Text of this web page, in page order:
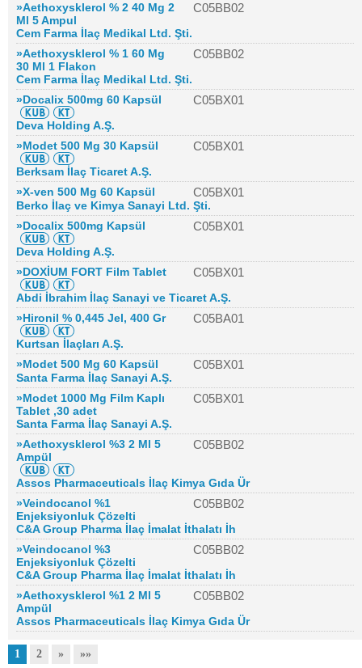
»Aethoxysklerol % 2 40 Mg 2
Ml 5 Ampul
C05BB02
Cem Farma İlaç Medikal Ltd. Şti.
»Aethoxysklerol % 1 60 Mg
30 Ml 1 Flakon
C05BB02
Cem Farma İlaç Medikal Ltd. Şti.
»Docalix 500mg 60 Kapsül
C05BX01
Deva Holding A.Ş.
»Modet 500 Mg 30 Kapsül
C05BX01
Berksam İlaç Ticaret A.Ş.
»X-ven 500 Mg 60 Kapsül
C05BX01
Berko İlaç ve Kimya Sanayi Ltd. Şti.
»Docalix 500mg Kapsül
C05BX01
Deva Holding A.Ş.
»DOXİUM FORT Film Tablet
C05BX01
Abdi İbrahim İlaç Sanayi ve Ticaret A.Ş.
»Hironil % 0,445 Jel, 400 Gr
C05BA01
Kurtsan İlaçları A.Ş.
»Modet 500 Mg 60 Kapsül
C05BX01
Santa Farma İlaç Sanayi A.Ş.
»Modet 1000 Mg Film Kaplı
Tablet ,30 adet
C05BX01
Santa Farma İlaç Sanayi A.Ş.
»Aethoxysklerol %3 2 Ml 5
Ampül
C05BB02
Assos Pharmaceuticals İlaç Kimya Gıda Ür
»Veindocanol %1
Enjeksiyonluk Çözelti
C05BB02
C&A Group Pharma İlaç İmalat İthalatı İh
»Veindocanol %3
Enjeksiyonluk Çözelti
C05BB02
C&A Group Pharma İlaç İmalat İthalatı İh
»Aethoxysklerol %1 2 Ml 5
Ampül
C05BB02
Assos Pharmaceuticals İlaç Kimya Gıda Ür
1 2 » »»